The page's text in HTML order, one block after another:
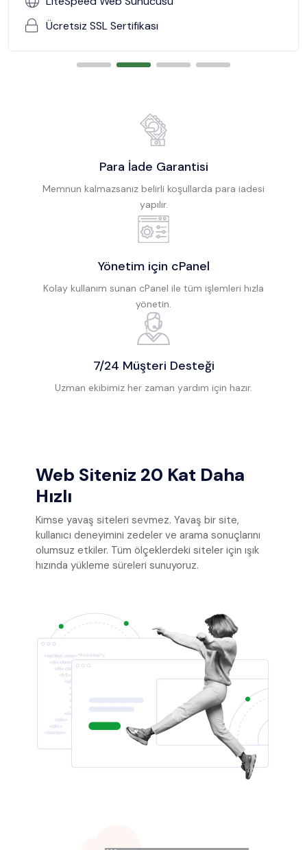
Ücretsiz SSL Sertifikası
Para İade Garantisi
Memnun kalmazsanız belirli koşullarda para iadesi
yapılır.
Yönetim için cPanel
Kolay kullanım sunan cPanel ile tüm işlemleri hızla
yönetin.
7/24 Müşteri Desteği
Uzman ekibimiz her zaman yardım için hazır.
Web Siteniz 20 Kat Daha
Hızlı
Kimse yavaş siteleri sevmez. Yavaş bir site,
kullanıcı deneyimini zedeler ve arama sonuçlarını
olumsuz etkiler. Tüm ölçeklerdeki siteler için ışık
hızında yükleme süreleri sunuyoruz.